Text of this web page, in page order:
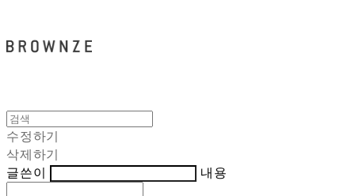
수정하기
삭제하기
글쓴이
내용